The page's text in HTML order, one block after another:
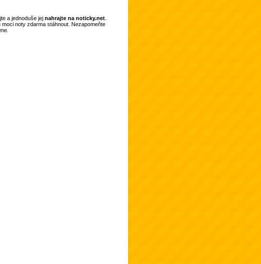
a jednoduše jej nahrajte na noticky.net.
noty zdarma stáhnout. Nezapomeňte